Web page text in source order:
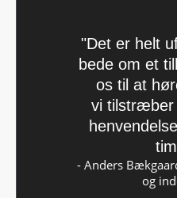
"Det er helt
bede om et
os til at
vi tilstræber
- Anders
og